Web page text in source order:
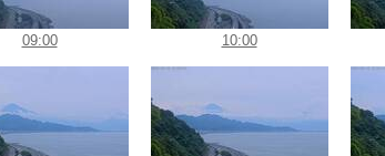
09:00 10:00